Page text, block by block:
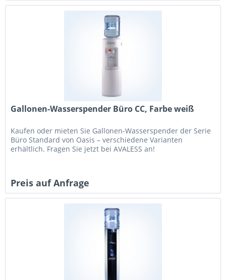
Gallonen-Wasserspender Büro CC, Farbe weiß
Kaufen oder mieten Sie Gallonen-Wasserspender der Serie
Büro Standard von Oasis – verschiedene Varianten
erhältlich. Fragen Sie jetzt bei AVALESS an!
Preis auf Anfrage